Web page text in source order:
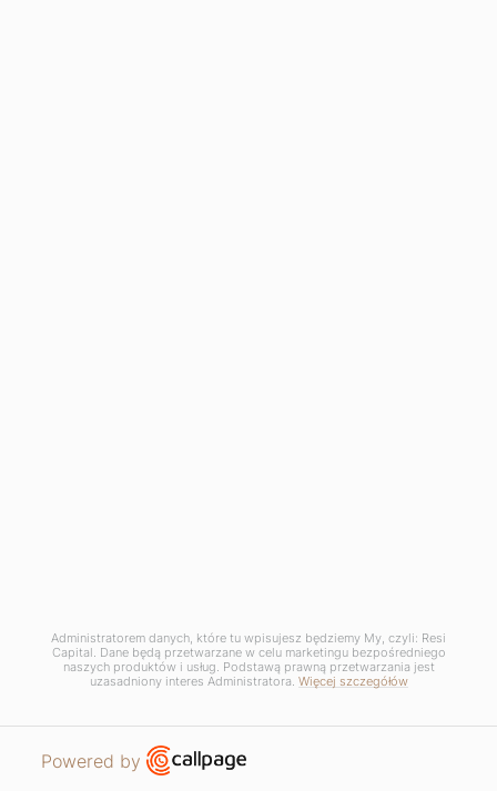
MIESZKANIA
Administratorem danych, które tu wpisujesz będziemy My, czyli: Resi
Capital. Dane będą przetwarzane w celu marketingu bezpośredniego
naszych produktów i usług. Podstawą prawną przetwarzania jest
uzasadniony interes Administratora. Więcej szczegółów
Powered by